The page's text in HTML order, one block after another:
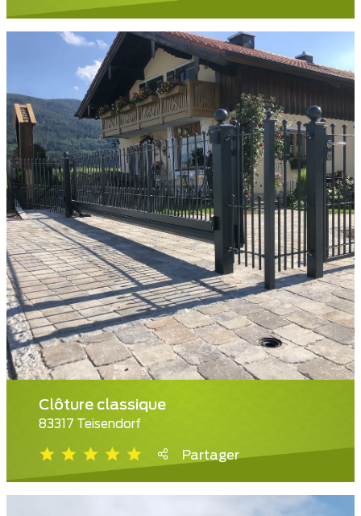
Clôture classique
83317 Teisendorf
Partager